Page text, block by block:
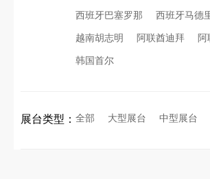
西班牙巴塞罗那 西班牙马德
越南胡志明 阿联酋迪拜
韩国首尔
展台类型： 全部 大型展台 中型展台